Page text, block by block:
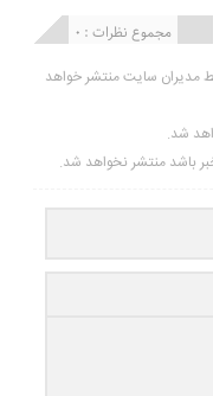
مجموع نظرات : 0
مدیران سایت منتشر خواهد
شد.
خبر باشد منتشر نخواهد شد.